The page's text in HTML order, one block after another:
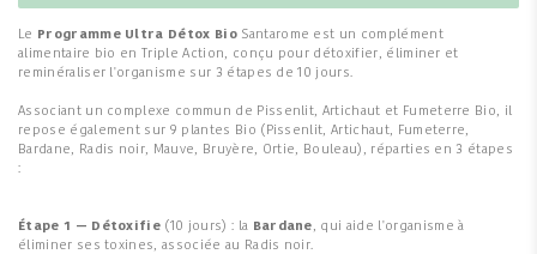
Le Programme Ultra Détox BioSantarome est un complément
alimentaire bio en Triple Action, conçu pour détoxifier, éliminer et
reminéraliser l'organisme sur 3 étapes de 10 jours.
Associant un complexe commun de Pissenlit, Artichaut et Fumeterre Bio, il
repose également sur 9 plantes Bio (Pissenlit, Artichaut, Fumeterre,
Bardane, Radis noir, Mauve, Bruyère, Ortie, Bouleau), réparties en 3 étapes
:
Étape 1 — Détoxifie (10 jours) : la Bardane, qui aide l'organisme à
éliminer ses toxines, associée au Radis noir.